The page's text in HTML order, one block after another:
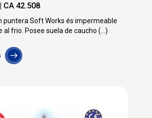
CA 42.508
puntera Soft Works és impermeable
al frio. Posee suela de caucho (...)